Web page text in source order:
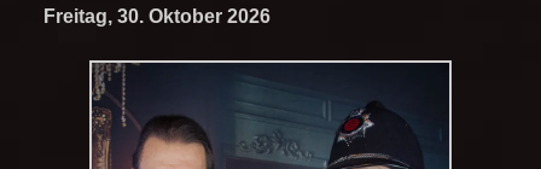
Freitag, 30. Oktober 2026